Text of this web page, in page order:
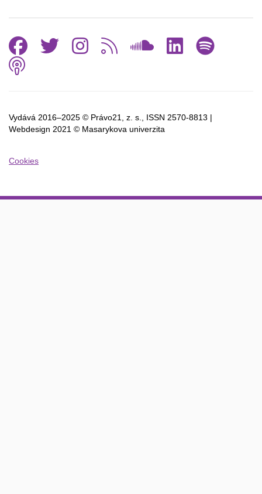
Vydává 2016–2025 © Právo21, z. s., ISSN 2570-8813 |
Webdesign 2021 © Masarykova univerzita
Cookies
Facebook
Twitter
Instagram
RSS
Podcast